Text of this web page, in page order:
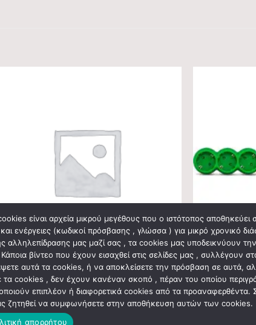
ΥΛΙΚΟ
5 θέσεων με διακόπτη λευκό ΗΟΜΙΕ
€
ΗΛΕΚΤΡΟΛΟΓΙΚΟ
Πολύπριζο 4
ΗΟΜΙΕ
7,30
€
είναι αρχεία μικρού μεγέθους που ο ιστότοπος
ενέργειες (κωδικοί πρόσβασης , γλώσσα ) για μικρό χρονικό
αλληλεπίδρασης μας μαζί σας , τα cookies μας υποδεικνύουν
βίντεο που έχουν εισαχθεί στις σελίδες μας , συλλέγουν
αυτά τα cookies, ή να αποκλείσετε την πρόσβαση σε αυτά,
τα cookies , δεν έχουν κανέναν σκοπό , πέραν του οποίου
επιπλέον ή διαφορετικά cookies από τα προαναφερθέντα.
ζητηθεί να συμφωνήσετε στην αποθήκευση αυτών των cookies.
απορρήτου